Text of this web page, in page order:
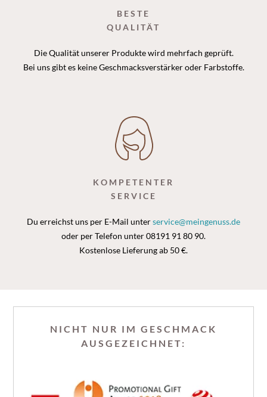
BESTE
QUALITÄT
Die Qualität unserer Produkte wird mehrfach geprüft.
Bei uns gibt es keine Geschmacksverstärker oder Farbstoffe.
KOMPETENTER
SERVICE
Du erreichst uns per E-Mail unterservice@meingenuss.de
oder per Telefon unter 08191 91 80 90.
Kostenlose Lieferung ab 50 €.
NICHT NUR IM GESCHMACK
AUSGEZEICHNET: